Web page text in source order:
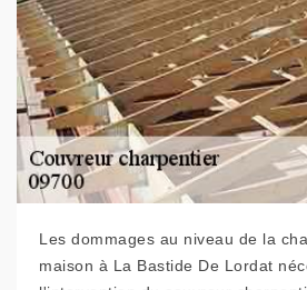
Les dommages au niveau de la
maison à La Bastide De Lordat